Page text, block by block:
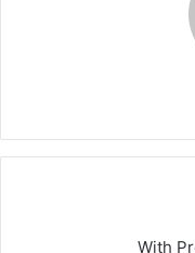
With